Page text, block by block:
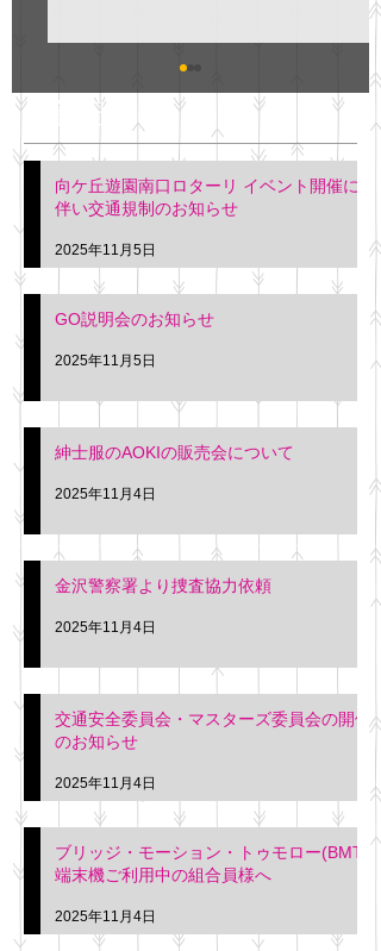
明日(11月6日)午後3時～5
階会議室にてGOの説明会
を行います。 神奈川個人
タクシー協同組合 専務 佐
久間
最新記事
向ケ丘遊園南口ロターリ イベント開催に
伴い交通規制のお知らせ
2025年11月5日
GO説明会のお知らせ
2025年11月5日
紳士服のAOKIの販売会について
2025年11月4日
金沢警察署より捜査協力依頼
2025年11月4日
交通安全委員会・マスターズ委員会の開催
のお知らせ
2025年11月4日
ブリッジ・モーション・トゥモロー(BMT)
端末機ご利用中の組合員様へ
2025年11月4日